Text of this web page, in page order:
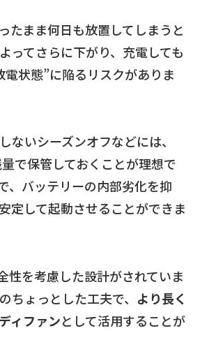
たまま何日も放置してしまうと
ってさらに下がり、充電しても
電状態”に陥るリスクがありま
ないシーズンオフなどには、
で保管しておくことが理想で
、バッテリーの内部劣化を抑
定して起動させることができま
性を考慮した設計がされていま
ちょっとした工夫で、 より長く
ィファンとして活用することが